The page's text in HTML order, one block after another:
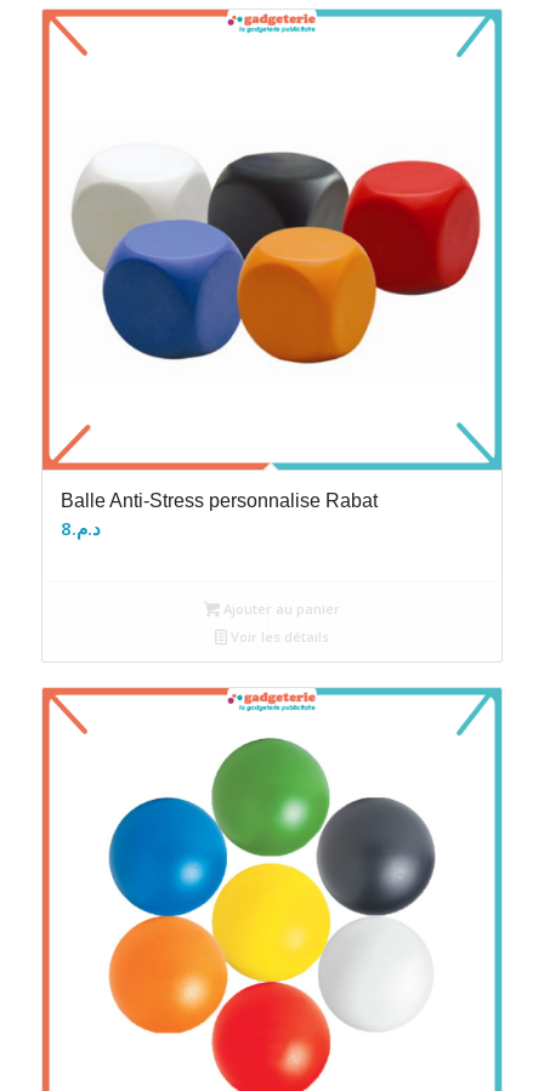
Balle Anti-Stress personnalise Rabat
د.م.8
Ajouter au panier
Voir les détails